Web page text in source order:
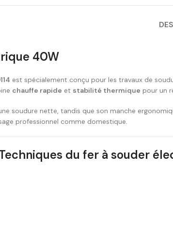
40W
est spécialement conçu pour les travaux de
chauffe rapide et stabilité thermique pour un
soudure nette, tandis que son manche
professionnel comme domestique.
du fer à souder